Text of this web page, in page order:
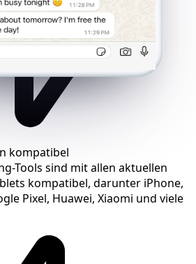
kompatibel
Tools sind mit allen aktuellen
kompatibel, darunter iPhone,
Pixel, Huawei, Xiaomi und viele